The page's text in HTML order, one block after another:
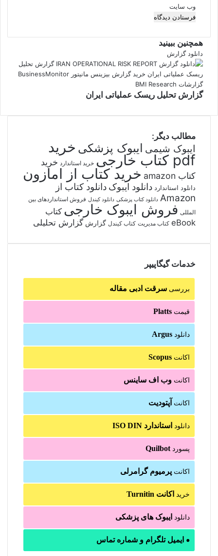
وب‌ سایت
همچنین ببینید
بستن
دانلود گزارش
گزارش تحلیل ریسک عملیاتی ایران
مطالب دیگر:
ایبوک شیمی ایبوک پزشکی خرید
pdf کتاب خارجی خرید استاندارد خرید
کتاب amazon
خرید کتاب از امازون
دانلود استاندارد دانلود ایبوک دانلود کتاب از
Amazon دانلود کتاب پزشکی دانلود کیندل فروش استانداردهای بین
المللی فروش ایبوک خارجی کتاب
eBook کتاب مدیریت کتاب کیندل گزارش گزارش تحلیلی
خدمات گیگاپیپر
بررسی سرقت ادبی مقاله
قیمت Platts
دانلود Argus
اکانت Scopus
اکانت وب اف ساینس
اکانت آپتودیت
دانلود استاندارد ISO DIN
پسوردQuilbot
اکانت پرمیوم گرامرلی
خرید اکانت Turnitin
دانلود ایبوک های پزشکی
● ایمیل تلگرام و شماره تماس